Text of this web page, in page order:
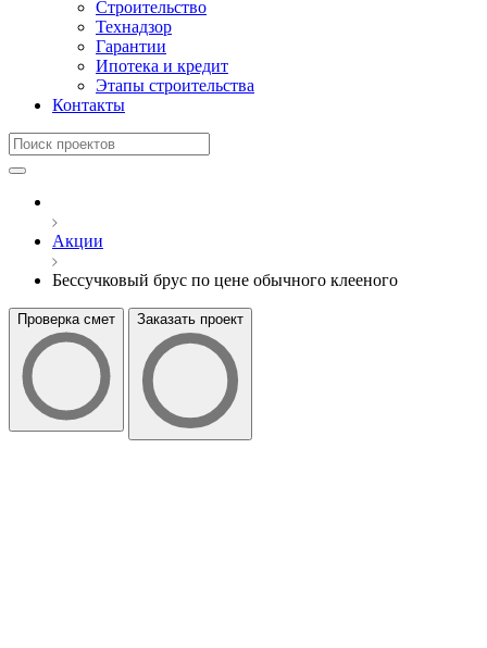
Строительство
Технадзор
Гарантии
Ипотека и кредит
Этапы строительства
Контакты
Акции
Бессучковый брус по цене обычного клееного
Проверка смет Заказать проект